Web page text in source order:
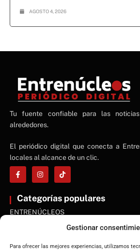
Gestionar
Para ofrecer las mejores experiencias, utilizamos
AGOSTO 4, 2026
NE
NEWS ELEMENTOR
Tu fuente confiable para las
alrededores.
El periódico digital que conecta a
locales al alcance de un clic.
Categorías populares
ENTRENÚCLEOS